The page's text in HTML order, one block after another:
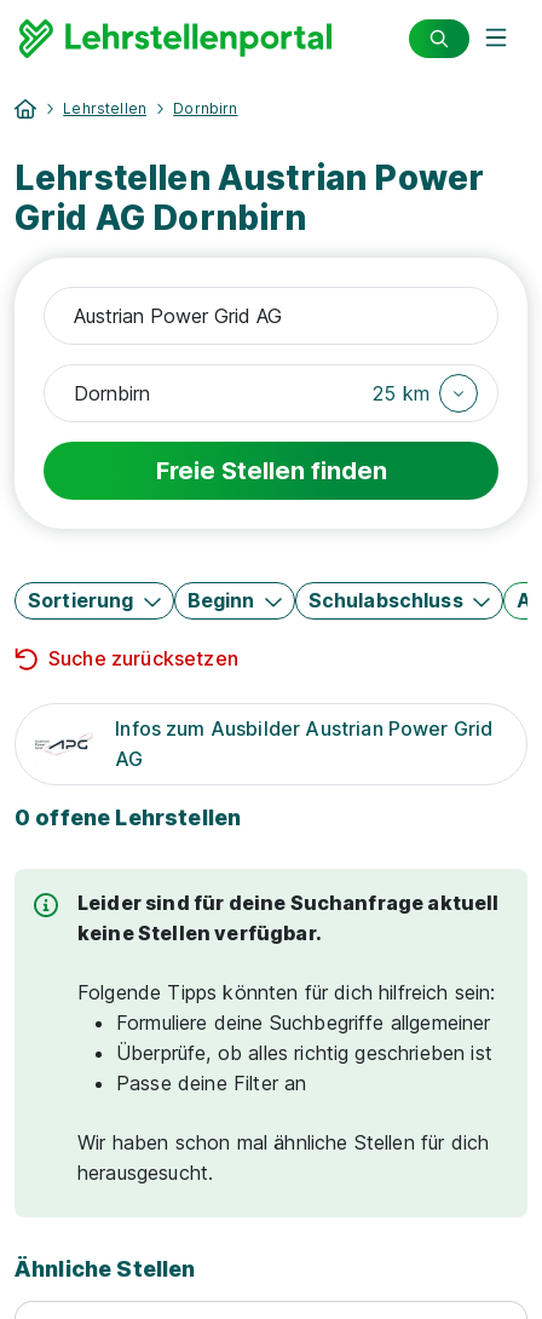
Lehrstellen Dornbirn
Lehrstellen Austrian Power
Grid AG Dornbirn
25 km
Freie Stellen finden
Sortierung Beginn Schulabschluss
Suche zurücksetzen
Infos zum Ausbilder Austrian Power Grid
AG
0 offene Lehrstellen
Leider sind für deine Suchanfrage aktuell
keine Stellen verfügbar.
Folgende Tipps könnten für dich hilfreich sein:
Formuliere deine Suchbegriffe allgemeiner
Überprüfe, ob alles richtig geschrieben ist
Passe deine Filter an
Wir haben schon mal ähnliche Stellen für dich
herausgesucht.
Ähnliche Stellen